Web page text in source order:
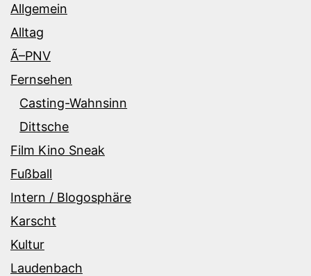
Allgemein
Alltag
Ã–PNV
Fernsehen
Casting-Wahnsinn
Dittsche
Film Kino Sneak
Fußball
Intern / Blogosphäre
Karscht
Kultur
Laudenbach